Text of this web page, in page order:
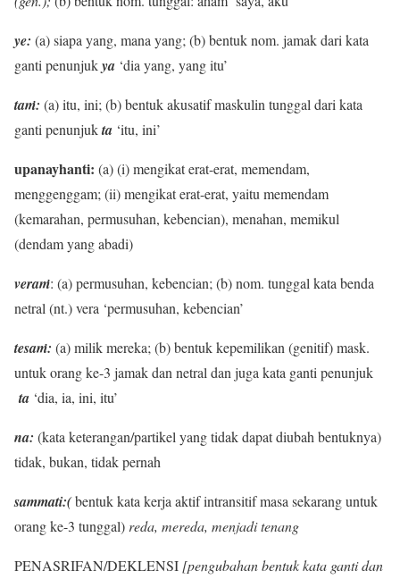
ye: (a) siapa yang, mana yang; (b) bentuk nom. jamak dari kata
ganti penunjukya ‘dia yang, yang itu’
taṁ: (a) itu, ini; (b) bentuk akusatif maskulin tunggal dari kata
ganti penunjukta ‘itu, ini’
upanayhanti: (a) (i) mengikat erat-erat, memendam,
menggenggam; (ii) mengikat erat-erat, yaitu memendam
(kemarahan, permusuhan, kebencian), menahan, memikul
(dendam yang abadi)
veraṁ: (a) permusuhan, kebencian; (b) nom. tunggal kata benda
netral (nt.) vera ‘permusuhan, kebencian’
tesaṁ: (a) milik mereka; (b) bentuk kepemilikan (genitif) mask.
untuk orang ke-3 jamak dan netral dan juga kata ganti penunjuk
ta ‘dia, ia, ini, itu’
na: (kata keterangan/partikel yang tidak dapat diubah bentuknya)
tidak, bukan, tidak pernah
sammati:(bentuk kata kerja aktif intransitif masa sekarang untuk
orang ke-3 tunggal) reda, mereda, menjadi tenang
PENASRIFAN/DEKLENSI [pengubahan bentuk kata ganti dan